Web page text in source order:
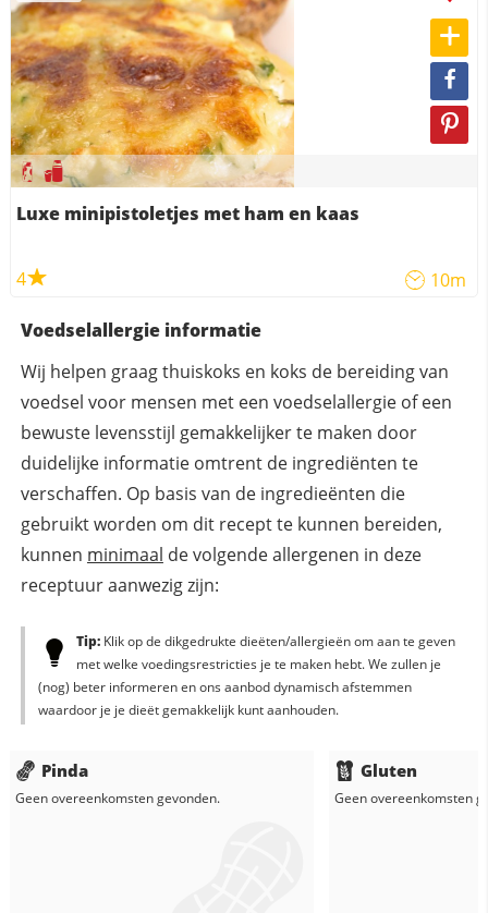
Luxe minipistoletjes met ham en kaas
4 10m
Voedselallergie informatie
Wij helpen graag thuiskoks en koks de bereiding van
voedsel voor mensen met een voedselallergie of een
bewuste levensstijl gemakkelijker te maken door
duidelijke informatie omtrent de ingrediënten te
verschaffen. Op basis van de ingredieënten die
gebruikt worden om dit recept te kunnen bereiden,
kunnen minimaal de volgende allergenen in deze
receptuur aanwezig zijn:
Tip:Klik op de dikgedrukte dieëten/allergieën om aan te geven
met welke voedingsrestricties je te maken hebt. We zullen je
(nog) beter informeren en ons aanbod dynamisch afstemmen
waardoor je je dieët gemakkelijk kunt aanhouden.
Pinda
Geen overeenkomsten gevonden.
Gluten
Geen overeenkomsten